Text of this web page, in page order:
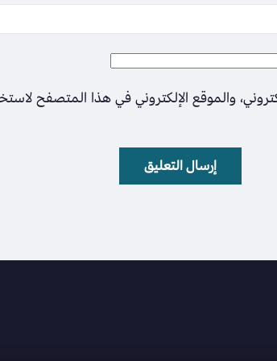
والموقع الإلكتروني في هذا المتصفح